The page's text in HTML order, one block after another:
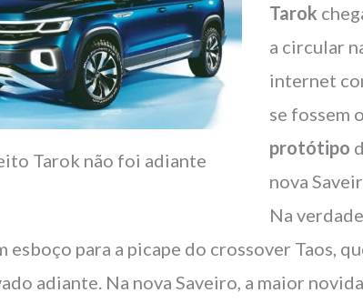
Tarok não foi adiante
Tarok
a circular
internet
se fossem o
protótipo
nova
Na verdade
esboço para a picape do crossover Taos,
adiante. Na nova Saveiro, a maior